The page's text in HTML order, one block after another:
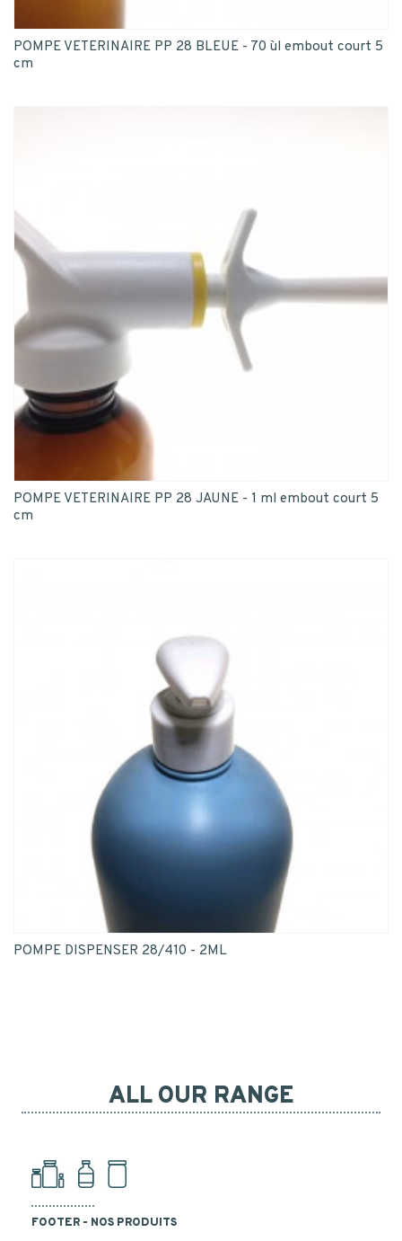
POMPE VETERINAIRE PP 28 BLEUE - 70 ùl embout court 5
cm
POMPE VETERINAIRE PP 28 JAUNE - 1 ml embout court 5
cm
POMPE DISPENSER 28/410 - 2ML
ALL OUR RANGE
FOOTER - NOS PRODUITS